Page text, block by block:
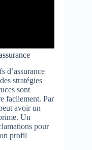
d’assurance
stratégies
sont
facilement. Par
avoir un
Un
pour
profil